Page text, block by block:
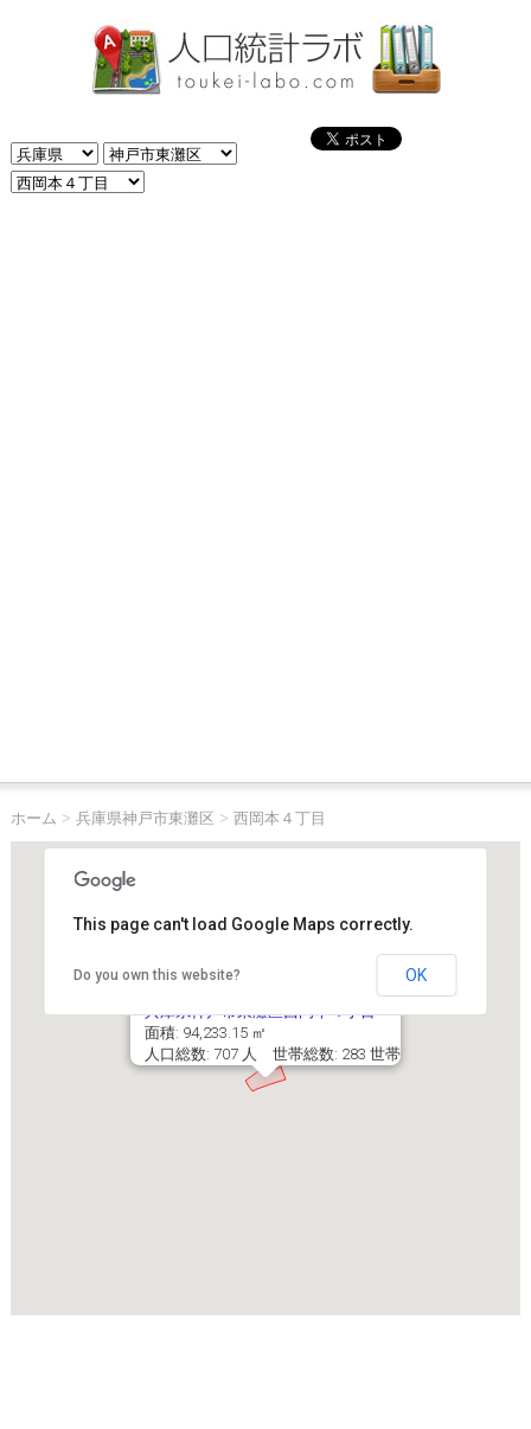
ホーム > 兵庫県神戸市東灘区 > 西岡本４丁目
兵庫県神戸市東灘区西岡本４丁目
面積: 94,233.15 ㎡
人口総数: 707 人 世帯総数: 283 世帯
This page can't load Google Maps correctly.
Do you own this website? OK